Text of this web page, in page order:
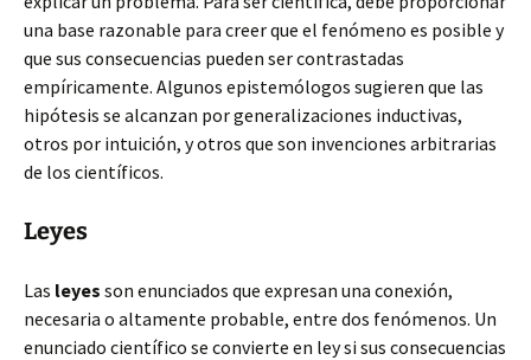
una base razonable para creer que el fenómeno es posible y
que sus consecuencias pueden ser contrastadas
empíricamente. Algunos epistemólogos sugieren que las
hipótesis se alcanzan por generalizaciones inductivas,
otros por intuición, y otros que son invenciones arbitrarias
de los científicos.
Leyes
Las leyes son enunciados que expresan una conexión,
necesaria o altamente probable, entre dos fenómenos. Un
enunciado científico se convierte en ley si sus consecuencias